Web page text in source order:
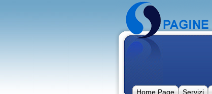
Home Page Servizi